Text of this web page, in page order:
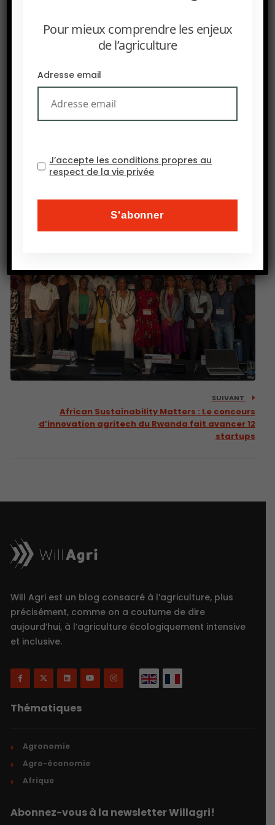
Concret et chiffré, il illustre l’impact réel de la
précision agricole.
SUIVANT
African Sustainability Matters : Le concours
d’innovation agritech du Rwanda fait avancer 12
startups
Will Agri est un blog consacré à l’agriculture, plus
précisément, comme on a coutume de dire
aujourd’hui, à l’agriculture écologiquement intensive
et inclusive.
Thématiques
Agronomie
Agro-économie
Afrique
Abonnez-vous à la newsletter Willagri!
Pour mieux comprendre les enjeux
de l’agriculture
Adresse email
J’accepte les conditions propres au
respect de la vie privée